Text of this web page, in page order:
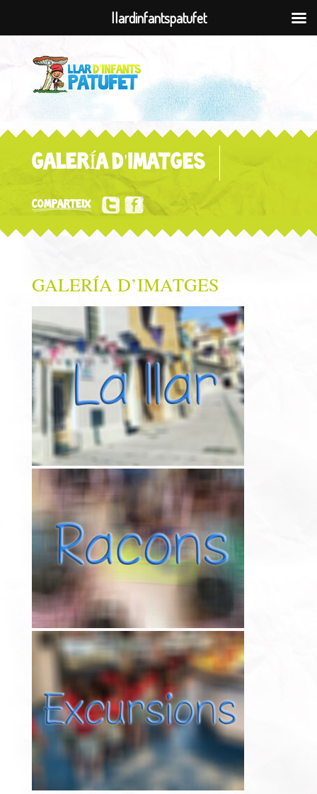
GALERÍA D'IMATGES
COMPARTEIX
GALERÍA D’IMATGES
llardinfantspatufet